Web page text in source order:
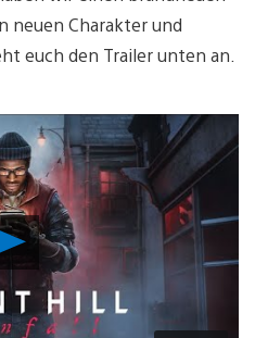
neuen Charakter und
euch den Trailer unten an.
Video
abspielen